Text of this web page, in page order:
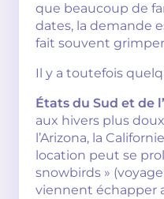
que beaucoup de
dates, la demande
fait souvent
Il y a toutefois
États du Sud et de
aux hivers plus
l’Arizona, la
location peut se
snowbirds »
viennent échapper